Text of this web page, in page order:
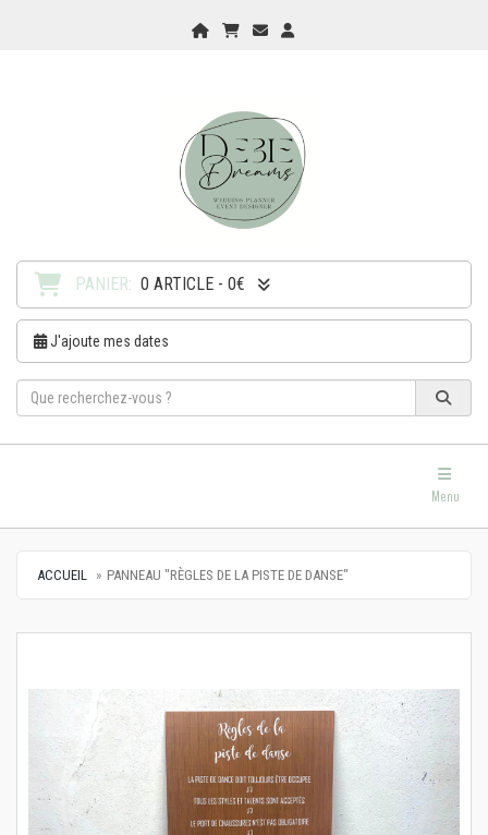
Home Mon Panier
Checkout
PANIER: 0 ARTICLE - 0€
J'ajoute mes dates
Toggle
Menu
ACCUEIL PANNEAU "RÈGLES DE LA PISTE DE DANSE"